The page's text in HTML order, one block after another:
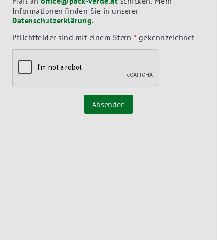
Informationen finden Sie in unserer
Datenschutzerklärung.
Pflichtfelder sind mit einem Stern * gekennzeichnet
Absenden